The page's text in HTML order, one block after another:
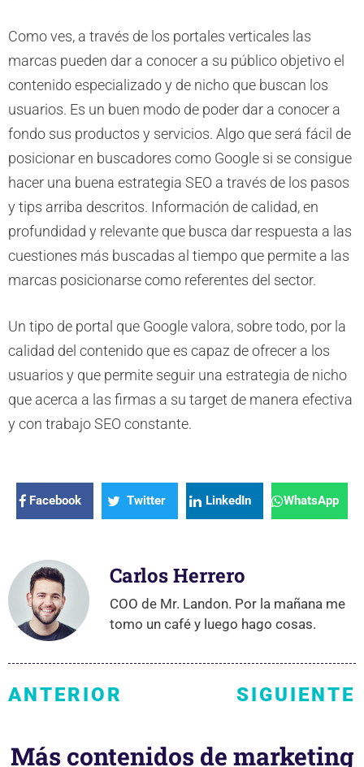
Como ves, a través de los portales verticales las
marcas pueden dar a conocer a su público objetivo el
contenido especializado y de nicho que buscan los
usuarios. Es un buen modo de poder dar a conocer a
fondo sus productos y servicios. Algo que será fácil de
posicionar en buscadores como Google si se consigue
hacer una buena estrategia SEO a través de los pasos
y tips arriba descritos. Información de calidad, en
profundidad y relevante que busca dar respuesta a las
cuestiones más buscadas al tiempo que permite a las
marcas posicionarse como referentes del sector.
Un tipo de portal que Google valora, sobre todo, por la
calidad del contenido que es capaz de ofrecer a los
usuarios y que permite seguir una estrategia de nicho
que acerca a las firmas a su target de manera efectiva
y con trabajo SEO constante.
Facebook Twitter LinkedIn WhatsApp
Carlos Herrero
COO de Mr. Landon. Por la mañana me
tomo un café y luego hago cosas.
ANTERIOR SIGUIENTE
Más contenidos de marketing